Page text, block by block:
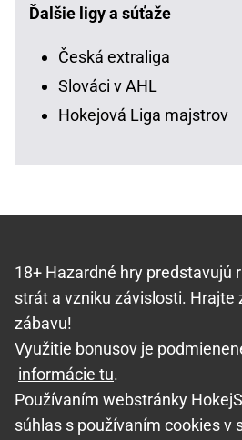
Ďalšie ligy a súťaže
Česká extraliga
Slováci v AHL
Hokejová Liga majstrov
18+ Hazardné hry predstavujú
strát a vzniku závislosti. Hrajte
zábavu!
Využitie bonusov je
informácie tu.
Používaním webstránky
súhlas s používaním cookies v